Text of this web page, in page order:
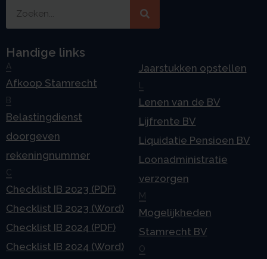
Handige links
A
Afkoop Stamrecht
B
Belastingdienst
doorgeven
rekeningnummer
C
Checklist IB 2023 (PDF)
Checklist IB 2023 (Word)
Checklist IB 2024 (PDF)
Checklist IB 2024 (Word)
Jaarstukken opstellen
Lenen van de BV
Lijfrente BV
Liquidatie Pensioen BV
Loonadministratie
verzorgen
M
Mogelijkheden
Stamrecht BV
O